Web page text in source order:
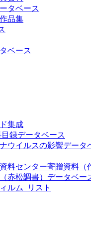
タベース
品集
ベース
集成
録データベース
ウイルスの影響データ
料センター寄贈資料（
赤松調書）データベー
ルム_リスト